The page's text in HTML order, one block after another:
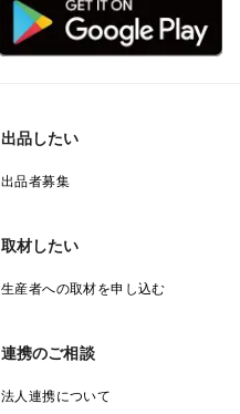
出品したい
出品者募集
取材したい
生産者への取材を申し込む
連携のご相談
法人連携について